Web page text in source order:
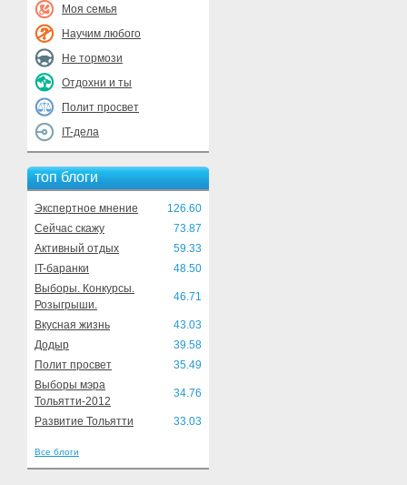
Моя семья
Научим любого
Не тормози
Отдохни и ты
Полит просвет
IT-дела
топ блоги
Экспертное мнение
126.60
Сейчас скажу
73.87
Активный отдых
59.33
IT-баранки
48.50
Выборы. Конкурсы.
Розыгрыши.
46.71
Вкусная жизнь
43.03
Додыр
39.58
Полит просвет
35.49
Выборы мэра
Тольятти-2012
34.76
Развитие Тольятти 33.03
Все блоги